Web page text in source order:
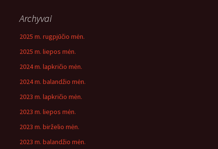
Archyvai
2025 m. rugpjūčio mėn.
2025 m. liepos mėn.
2024 m. lapkričio mėn.
2024 m. balandžio mėn.
2023 m. lapkričio mėn.
2023 m. liepos mėn.
2023 m. birželio mėn.
2023 m. balandžio mėn.